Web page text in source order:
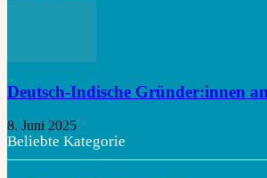
Deutsch-Indische Gründer:innen
8. Juni 2025
Beliebte Kategorie